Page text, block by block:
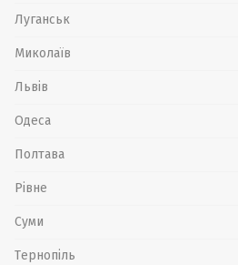
Луганськ
Миколаїв
Львів
Одеса
Полтава
Рівне
Суми
Тернопіль